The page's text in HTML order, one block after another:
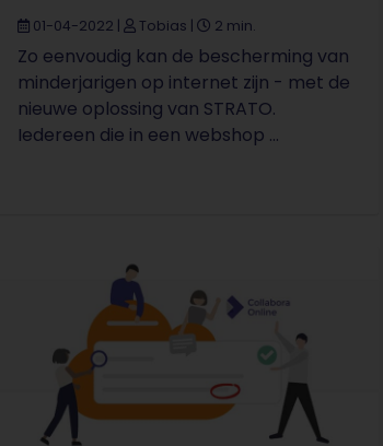
01-04-2022 Tobias 2 min.
Zo eenvoudig kan de bescherming van
minderjarigen op internet zijn - met de
nieuwe oplossing van STRATO.
Iedereen die in een webshop ...